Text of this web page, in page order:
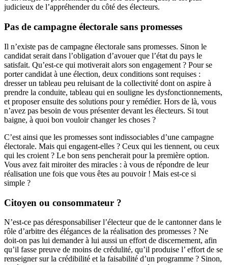
judicieux de l’appréhender du côté des électeurs.
Pas de campagne électorale sans promesses
Il n’existe pas de campagne électorale sans promesses. Sinon le
candidat serait dans l’obligation d’avouer que l’état du pays le
satisfait. Qu’est-ce qui motiverait alors son engagement ? Pour se
porter candidat à une élection, deux conditions sont requises :
dresser un tableau peu reluisant de la collectivité dont on aspire à
prendre la conduite, tableau qui en souligne les dysfonctionnements,
et proposer ensuite des solutions pour y remédier. Hors de là, vous
n’avez pas besoin de vous présenter devant les électeurs. Si tout
baigne, à quoi bon vouloir changer les choses ?
C’est ainsi que les promesses sont indissociables d’une campagne
électorale. Mais qui engagent-elles ? Ceux qui les tiennent, ou ceux
qui les croient ? Le bon sens pencherait pour la première option.
Vous avez fait miroiter des miracles : à vous de répondre de leur
réalisation une fois que vous êtes au pouvoir ! Mais est-ce si
simple ?
Citoyen ou consommateur ?
N’est-ce pas déresponsabiliser l’électeur que de le cantonner dans le
rôle d’arbitre des élégances de la réalisation des promesses ? Ne
doit-on pas lui demander à lui aussi un effort de discernement, afin
qu’il fasse preuve de moins de crédulité, qu’il produise l’ effort de se
renseigner sur la crédibilité et la faisabilité d’un programme ? Sinon,